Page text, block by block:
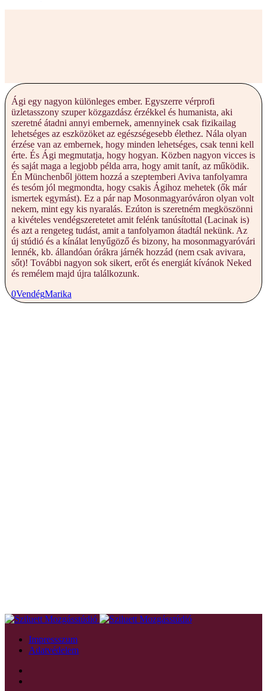
Ági egy nagyon különleges ember. Egyszerre vérprofi
üzletasszony szuper közgazdász érzékkel és humanista, aki
szeretné átadni annyi embernek, amennyinek csak fizikailag
lehetséges az eszközöket az egészségesebb élethez. Nála olyan
érzése van az embernek, hogy minden lehetséges, csak tenni kell
érte. És Ági megmutatja, hogy hogyan. Közben nagyon vicces is
és saját maga a legjobb példa arra, hogy amit tanít, az működik.
Én Münchenből jöttem hozzá a szeptemberi Aviva tanfolyamra
és tesóm jól megmondta, hogy csakis Ágihoz mehetek (ők már
ismertek egymást). Ez a pár nap Mosonmagyaróváron olyan volt
nekem, mint egy kis nyaralás. Ezúton is szeretném megköszönni
a kivételes vendégszeretetet amit felénk tanúsítottal (Lacinak is)
és azt a rengeteg tudást, amit a tanfolyamon átadtál nekünk. Az
új stúdió és a kínálat lenyűgöző és bizony, ha mosonmagyaróvári
lennék, kb. állandóan órákra járnék hozzád (nem csak avivara,
sőt)! További nagyon sok sikert, erőt és energiát kívánok Neked
és remélem majd újra találkozunk.
0VendégMarika
Impressszum
Adatvédelem